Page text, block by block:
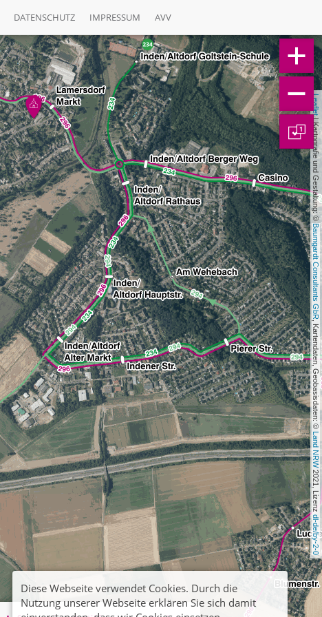
DATENSCHUTZ IMPRESSUM AVV
Leaflet
| Kartografie und Gestaltung: ©
Baumgardt Consultants GbR
, Kartendaten, Geobasisdaten: ©
Land NRW
2021, Lizenz
dl-de/by-2-0
1
Diese Webseite verwendet Cookies. Durch die
Nutzung unserer Webseite erklären Sie sich damit